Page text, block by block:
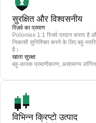
सुरक्षित और विश्वसनीय
रिज़र्व का प्रमाण
Poloniex 1:1 रिजर्व प्रदान करता है
निकासी सुनिश्चित करने के लिए बहु-
है।
खाता सुरक्षा
बहु-कारक प्रमाणीकरण, असामान्य
विभिन्न क्रिप्टो उत्पाद